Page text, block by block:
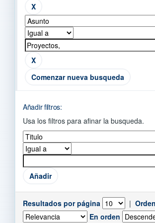
Comenzar nueva busqueda
Añadir filtros:
Usa los filtros para afinar la busqueda.
Resultados por página |
En orden